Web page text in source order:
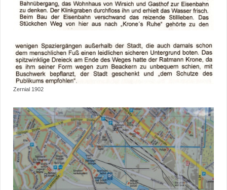
Zernial 1902